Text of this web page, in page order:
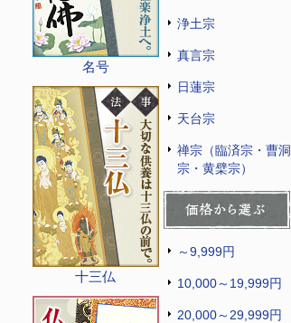
名号
十三仏
浄土宗
真言宗
日蓮宗
天台宗
禅宗（臨済宗・曹洞
宗・黄檗宗）
～9,999円
10,000～19,999円
20,000～29,999円